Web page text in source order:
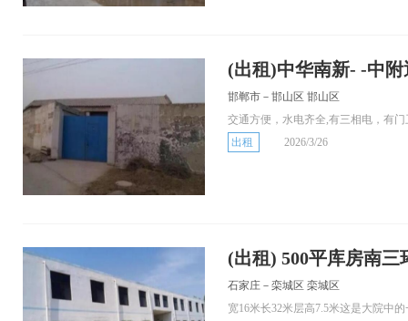
(出租)中华南新- -中
邯郸市－邯山区 邯山区
交通方便，水电齐全,有三相电，有门
出租
2026/3/26
(出租) 500平库房南三
石家庄－栾城区 栾城区
宽16米长32米层高7.5米这是大院中